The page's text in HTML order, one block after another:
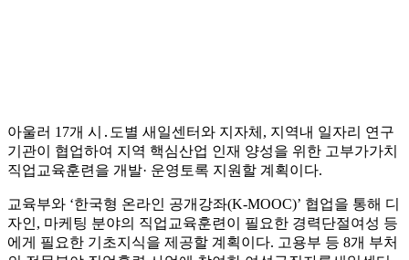
아울러 17개 시․도별 새일센터와 지자체, 지역내 일자리 연구
기관이 협업하여 지역 핵심산업 인재 양성을 위한 고부가가치
직업교육훈련을 개발· 운영토록 지원할 계획이다.
교육부와 ‘한국형 온라인 공개강좌(K-MOOC)’ 협업을 통해 디
자인, 마케팅 분야의 직업교육훈련이 필요한 경력단절여성 등
에게 필요한 기초지식을 제공할 계획이다. 고용부 등 8개 부처